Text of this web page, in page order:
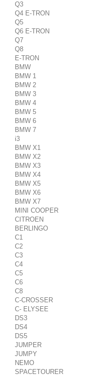
Q3
Q4 E-TRON
Q5
Q6 E-TRON
Q7
Q8
E-TRON
BMW
BMW 1
BMW 2
BMW 3
BMW 4
BMW 5
BMW 6
BMW 7
i3
BMW X1
BMW X2
BMW X3
BMW X4
BMW X5
BMW X6
BMW X7
MINI COOPER
CITROEN
BERLINGO
C1
C2
C3
C4
C5
C6
C8
C-CROSSER
C- ELYSEE
DS3
DS4
DS5
JUMPER
JUMPY
NEMO
SPACETOURER